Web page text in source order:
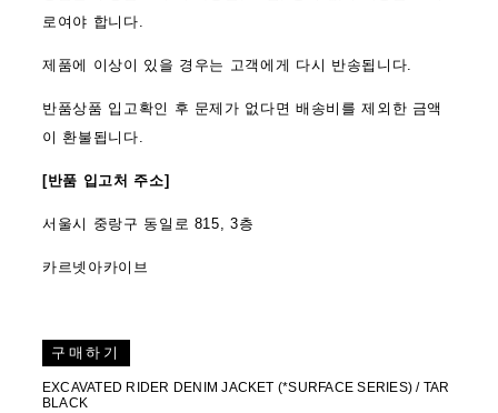
로여야 합니다.
제품에 이상이 있을 경우는 고객에게 다시 반송됩니다.
반품상품 입고확인 후 문제가 없다면 배송비를 제외한 금액
이 환불됩니다.
[반품 입고처 주소]
서울시 중랑구 동일로 815, 3층
카르넷아카이브
구매하기
EXCAVATED RIDER DENIM JACKET (*SURFACE SERIES) / TAR
BLACK